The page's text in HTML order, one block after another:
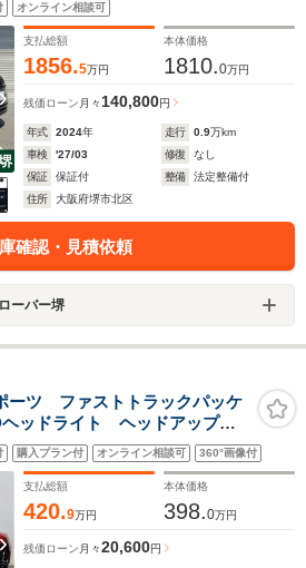
オンライン相談可
支払総額
1856.5万円
本体価格
1810.0万円
残価ローン 月々140,800円
年式 2024年 走行 0.9万km
車検
'27/03 修復
なし
保証
保証付 整備
法定整備付
住所
大阪府堺市北区
確認・見積依頼
ーバー堺
ーツ ファストトラックパッケ
ッドライト ヘッドアップデ
ーキ アダプティブMサス 19
ター フルセグTV バックカ
ス
購入プラン付 オンライン相談可 360°画像付
支払総額
420.9万円
本体価格
398.0万円
残価ローン 月々20,600円